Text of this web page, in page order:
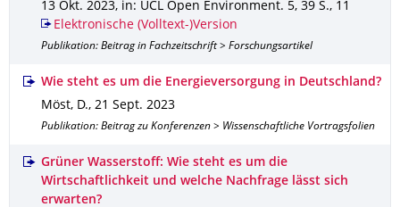
13 Okt. 2023, in: UCL Open Environment. 5, 39 S., 11
Elektronische (Volltext-)Version
Publikation: Beitrag in Fachzeitschrift > Forschungsartikel
Wie steht es um die Energieversorgung in Deutschland?
Möst, D., 21 Sept. 2023
Publikation: Beitrag zu Konferenzen > Wissenschaftliche Vortragsfolien
Grüner Wasserstoff: Wie steht es um die
Wirtschaftlichkeit und welche Nachfrage lässt sich
erwarten?